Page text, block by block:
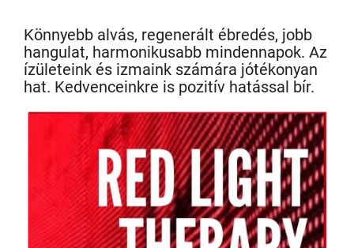
Könnyebb alvás, regenerált ébredés, jobb
hangulat, harmonikusabb mindennapok. Az
ízületeink és izmaink számára jótékonyan
hat. Kedvenceinkre is pozitív hatással bír.